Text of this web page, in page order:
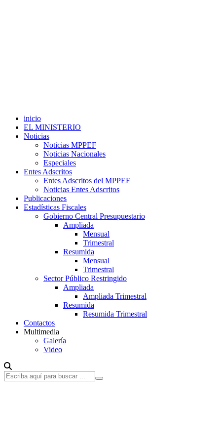
inicio
EL MINISTERIO
Noticias
Noticias MPPEF
Noticias Nacionales
Especiales
Entes Adscritos
Entes Adscritos del MPPEF
Noticias Entes Adscritos
Publicaciones
Estadísticas Fiscales
Gobierno Central Presupuestario
Ampliada
Mensual
Trimestral
Resumida
Mensual
Trimestral
Sector Público Restringido
Ampliada
Ampliada Trimestral
Resumida
Resumida Trimestral
Contactos
Multimedia
Galería
Video